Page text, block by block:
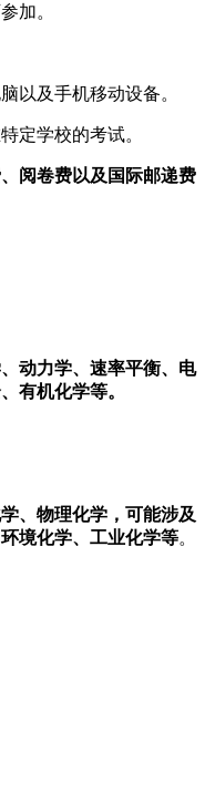
加。
以及手机移动设备。
定学校的考试。
阅卷费以及国际邮递费
动力学、速率平衡、电
有机化学等。
、物理化学，可能涉及
境化学、工业化学等。